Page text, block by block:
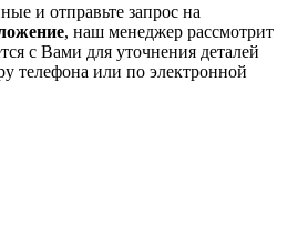
и отправьте запрос на
, наш менеджер рассмотрит
с Вами для уточнения деталей
телефона или по электронной